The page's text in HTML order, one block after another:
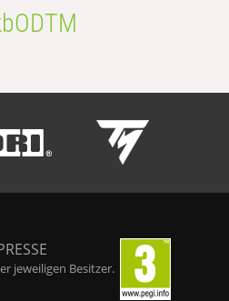
jeweiligen Besitzer.